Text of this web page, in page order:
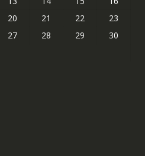
20 21 22
23
27 28 29
30